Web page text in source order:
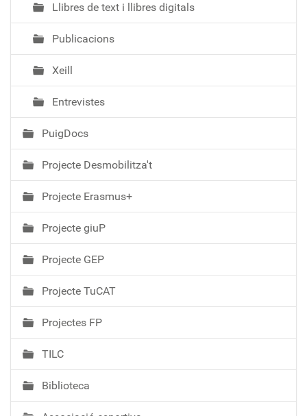
Llibres de text i llibres digitals
Publicacions
Xeill
Entrevistes
PuigDocs
Projecte Desmobilitza't
Projecte Erasmus+
Projecte giuP
Projecte GEP
Projecte TuCAT
Projectes FP
TILC
Biblioteca